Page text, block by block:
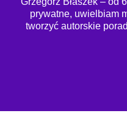
prywatne, uwielbiam
tworzyć autorskie